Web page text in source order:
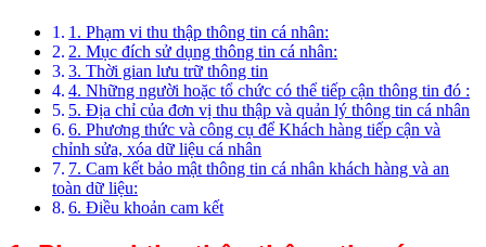
1. Phạm vi thu thập thông tin cá nhân:
2. Mục đích sử dụng thông tin cá nhân:
3. Thời gian lưu trữ thông tin
4. Những người hoặc tổ chức có thể tiếp cận thông tin đó :
5. Địa chỉ của đơn vị thu thập và quản lý thông tin cá nhân
6. Phương thức và công cụ để Khách hàng tiếp cận và
chỉnh sửa, xóa dữ liệu cá nhân
7. Cam kết bảo mật thông tin cá nhân khách hàng và an
toàn dữ liệu:
6. Điều khoản cam kết